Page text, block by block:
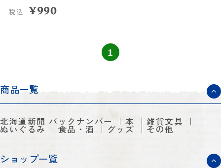
税込 ¥990
1
商品一覧
北海道新聞 バックナンバー 本 雑貨文具
ぬいぐるみ 食品・酒 グッズ その他
ショップ一覧